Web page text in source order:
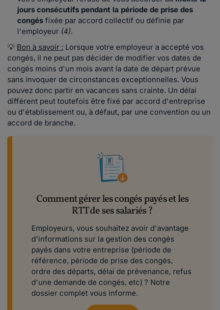
jours consécutifs pendant la période de prise des
congés fixée par accord collectif ou définie par
l'employeur (4).
💡 Bon à savoir : Lorsque votre employeur a accepté vos
congés, il ne peut pas décider de modifier vos dates de
congés moins d'un mois avant la date de départ prévue
sans invoquer de circonstances exceptionnelles. Vous
pouvez donc partir en vacances sans crainte. Un délai
différent peut toutefois être fixé par accord d'entreprise
ou d'établissement ou, à défaut, par une convention ou un
accord de branche.
Comment gérer les congés payés et les
RTT de ses salariés ?
Employeurs, vous souhaitez avoir d'avantage
d'informations sur la gestion des congés
payés dans votre entreprise (période de
référence, période de prise des congés,
ordre des départs, délai de prévenance, refus
d'une demande de congés, etc) ? Notre
dossier complet vous informe.